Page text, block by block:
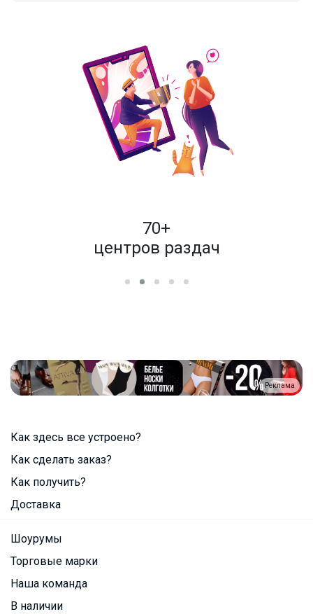
70+
центров раздач
Реклама
Как здесь все устроено?
Как сделать заказ?
Как получить?
Доставка
Шоурумы
Торговые марки
Наша команда
В наличии